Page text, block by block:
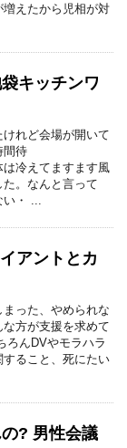
えたから児相が対
キッチンワ
れど会場が開いて
間待
てますます風
。なんと言って
...
アントとカ
った、やめられな
方が支援を求めて
ろんDVやモラハラ
ること、死にたい
? 男性会議